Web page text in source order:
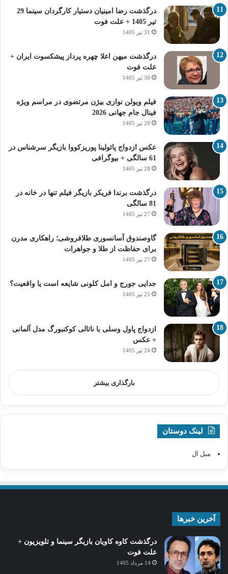
درگذشت رضا امینیان دستیار کارگردان سینما 29
تیر 1405 + علت فوت
31 تیر 1405
درگذشت میهن اعلا چهره پرداز پیشکسوت ایران +
علت فوت
30 تیر 1405
فیلم ویولن نوازی بیژن مرتضوی در مراسم ویژه
فینال جام جهانی 2026
29 تیر 1405
عکس ازدواج پائولینا پوریزکووا بازیگر سرشناس در
61 سالگی + بیوگرافی
28 تیر 1405
درگذشت برندا فریکر بازیگر فیلم تنها در خانه در
81 سالگی
27 تیر 1405
گاوصندوق آسانسوری طلافروشی؛ راهکاری مدرن
برای حفاظت از طلا و جواهرات
27 تیر 1405
جدایی جورج و امل کلونی شایعه است یا واقعیت؟
25 تیر 1405
ازدواج پاول وسلی با ناتالی کوکنبورگ مدل آلمانی
+ عکس
24 تیر 1405
بارگذاری بیشتر
لینک دوستان
مبل ال
آخرین خبرها
درگذشت کاوه کاویان بازیگر سینما و تلویزیون +
علت فوت
14 مرداد 1405